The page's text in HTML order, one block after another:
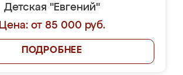
Детская "Евгений"
Цена: от 85 000 руб.
ПОДРОБНЕЕ